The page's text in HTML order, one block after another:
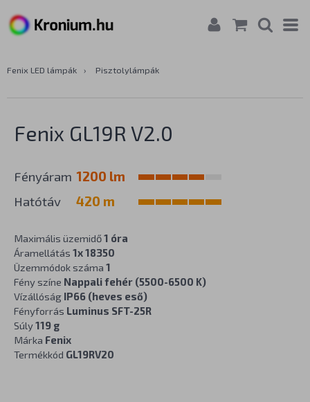
Fenix LED lámpák › Pisztolylámpák
Fenix GL19R V2.0
Fényáram 1200 lm
Hatótáv
420 m
Maximális üzemidő1 óra
Áramellátás 1x 18350
Üzemmódok száma 1
Fény színe Nappali fehér (5500-6500 K)
Vízállóság IP66 (heves eső)
Fényforrás Luminus SFT-25R
Súly119 g
Márka Fenix
Termékkód GL19RV20